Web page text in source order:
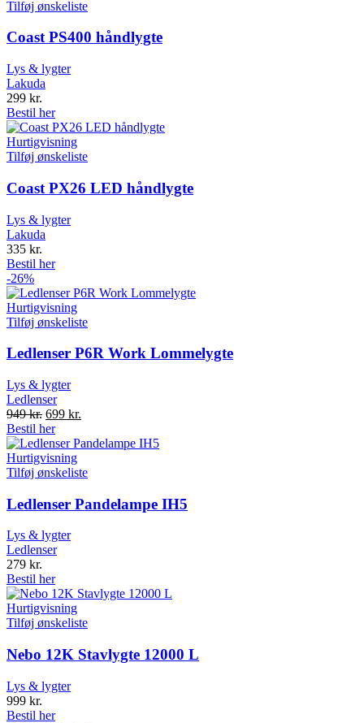
Tilføj ønskeliste
Coast PS400 håndlygte
Lys & lygter
Lakuda
299 kr.
Bestil her
Hurtigvisning
Tilføj ønskeliste
Coast PX26 LED håndlygte
Lys & lygter
Lakuda
335 kr.
Bestil her
-26%
Hurtigvisning
Tilføj ønskeliste
Ledlenser P6R Work Lommelygte
Lys & lygter
Ledlenser
949kr. Original
price
was:
949 kr..
699 kr.
is:
Bestil her
Hurtigvisning
Tilføj ønskeliste
Ledlenser Pandelampe IH5
Lys & lygter
Ledlenser
279 kr.
Bestil her
Hurtigvisning
Tilføj ønskeliste
Nebo 12K Stavlygte 12000 L
Lys & lygter
999 kr.
Bestil her